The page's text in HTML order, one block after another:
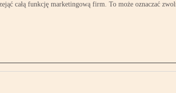
całą funkcję marketingową firm. To może oznaczać